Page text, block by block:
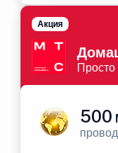
Просто
Акция
500